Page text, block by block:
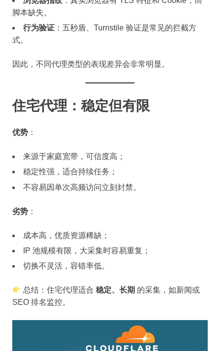
脚本缺失。
行为验证 ：五秒盾、Turnstile 验证是常见的拦截方
式。
因此，不同代理类型的表现差异会非常明显。
住宅代理：稳定但有限
优势 ：
来源于家庭宽带，可信度高；
稳定性强，适合持续任务；
不容易因单次高频访问立刻封禁。
劣势 ：
成本高，优质资源稀缺；
IP 池规模有限，大采集时容易重复；
切换不灵活，容错率低。
总结：住宅代理适合稳定、长期 的采集，如新闻或
SEO 排名监控。